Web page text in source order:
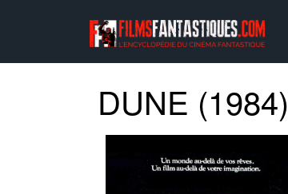
DUNE (1984)